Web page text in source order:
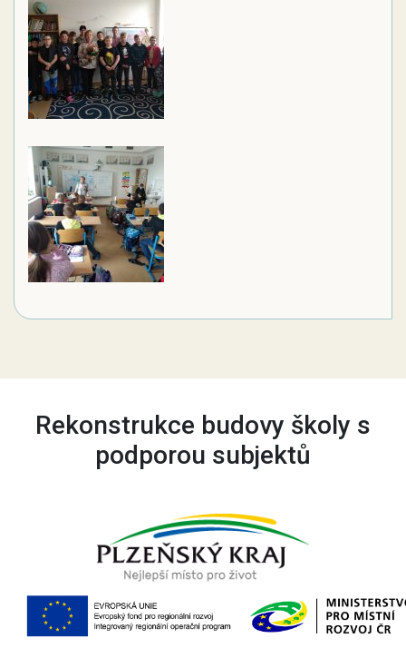
Rekonstrukce budovy školy s
podporou subjektů